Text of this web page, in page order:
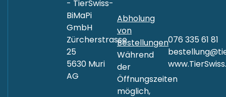
- TierSwiss-
BiMaPi
GmbH
Zürcherstrasse
25
5630 Muri
AG
Abholung
von
Bestellungen
Während
der
Öffnungszeiten
möglich,
076 335 61 81